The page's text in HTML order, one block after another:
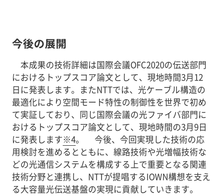
今後の展開
本成果の技術詳細は国際会議OFC2020の伝送部門
におけるトップスコア論文として、現地時間3月12
日に発表します。またNTTでは、光ケーブル構造の
最適化により空間モード特性の制御性を世界で初め
て実証しており、同じ国際会議の光ファイバ部門に
おけるトップスコア論文として、現地時間の3月9日
に発表します※4。 今後、今回実現した技術の応
用検討を進めるとともに、線路技術や光増幅技術な
どの光通信システムを構成する上で重要となる関連
技術分野と連携し、NTTが提唱するIOWN構想を支え
る大容量光伝送基盤の実現に貢献していきます。